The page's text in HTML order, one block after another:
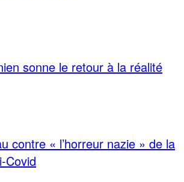
sonne le retour à la réalité
contre « l’horreur nazie » de la
Covid